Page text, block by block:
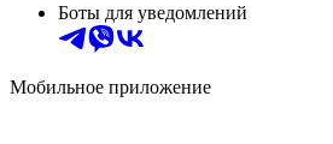
Боты для уведомлений
Мобильное приложение